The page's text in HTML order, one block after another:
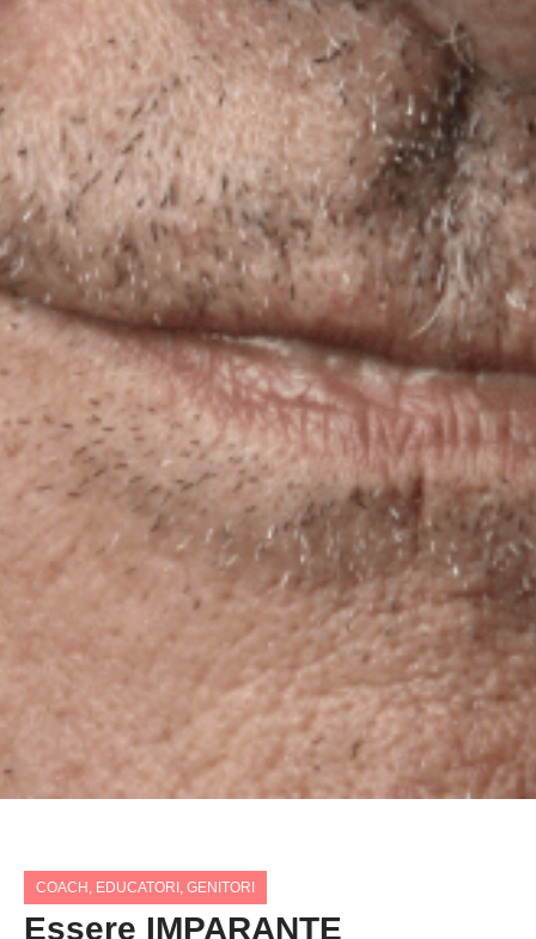
COACH , EDUCATORI , GENITORI
Essere IMPARANTE